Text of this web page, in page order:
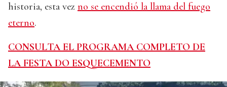
historia, esta vez no se encendió la llama del fuego
eterno.
CONSULTA EL PROGRAMA COMPLETO DE
LA FESTA DO ESQUECEMENTO